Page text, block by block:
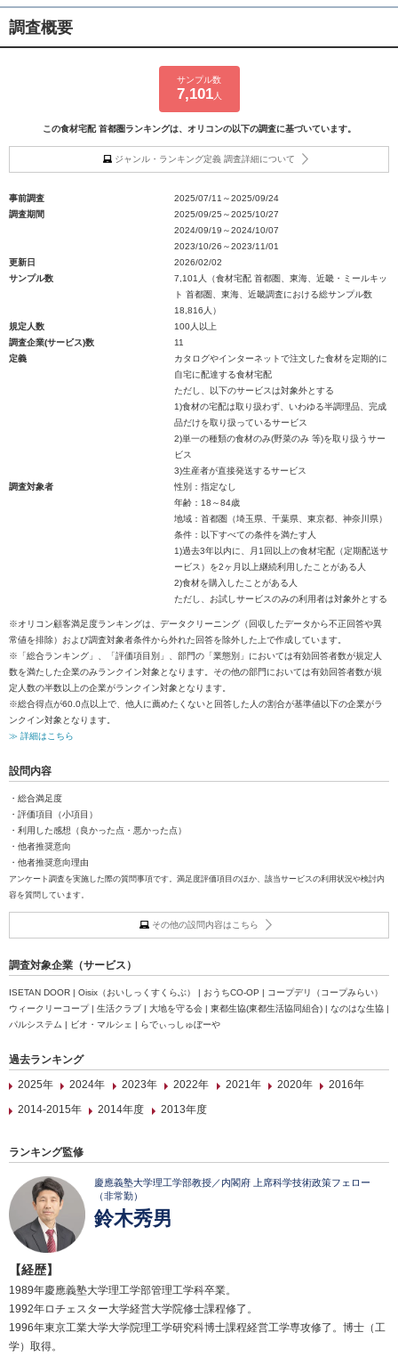
調査概要
サンプル数
7,101人
この食材宅配 首都圏ランキングは、オリコンの以下の調査に基づいています。
ジャンル・ランキング定義 調査詳細について
事前調査
2025/07/11～2025/09/24
調査期間
2025/09/25～2025/10/27
2024/09/19～2024/10/07
2023/10/26～2023/11/01
更新日
2026/02/02
サンプル数
7,101人（食材宅配 首都圏、東海、近畿・ミールキッ
ト 首都圏、東海、近畿調査における総サンプル数
18,816人）
規定人数
100人以上
調査企業(サービス)数
11
定義
カタログやインターネットで注文した食材を定期的に
自宅に配達する食材宅配
ただし、以下のサービスは対象外とする
1)食材の宅配は取り扱わず、いわゆる半調理品、完成
品だけを取り扱っているサービス
2)単一の種類の食材のみ(野菜のみ 等)を取り扱うサー
ビス
3)生産者が直接発送するサービス
調査対象者
性別：指定なし
年齢：18～84歳
地域：首都圏（埼玉県、千葉県、東京都、神奈川県）
条件：以下すべての条件を満たす人
1)過去3年以内に、月1回以上の食材宅配（定期配送サ
ービス）を2ヶ月以上継続利用したことがある人
2)食材を購入したことがある人
ただし、お試しサービスのみの利用者は対象外とする
※オリコン顧客満足度ランキングは、データクリーニング（回収したデータから不正回答や異
常値を排除）および調査対象者条件から外れた回答を除外した上で作成しています。
※「総合ランキング」、「評価項目別」、部門の「業態別」においては有効回答者数が規定人
数を満たした企業のみランクイン対象となります。その他の部門においては有効回答者数が規
定人数の半数以上の企業がランクイン対象となります。
※総合得点が60.0点以上で、他人に薦めたくないと回答した人の割合が基準値以下の企業がラ
ンクイン対象となります。
≫ 詳細はこちら
設問内容
・総合満足度
・評価項目（小項目）
・利用した感想（良かった点・悪かった点）
・他者推奨意向
・他者推奨意向理由
アンケート調査を実施した際の質問事項です。満足度評価項目のほか、該当サービスの利用状況や検討内
容を質問しています。
その他の設問内容はこちら
調査対象企業（サービス）
ISETAN DOOR | Oisix（おいしっくすくらぶ） | おうちCO-OP | コープデリ（コープみらい）
ウィークリーコープ | 生活クラブ | 大地を守る会 | 東都生協(東都生活協同組合) | なのはな生協 |
パルシステム | ビオ・マルシェ | らでぃっしゅぼーや
過去ランキング
2025年
2024年 2023年 2022年 2021年 2020年
2016年
2014-2015年
2014年度 2013年度
ランキング監修
慶應義塾大学理工学部教授／内閣府 上席科学技術政策フェロー
（非常勤）
鈴木秀男
【経歴】
1989年慶應義塾大学理工学部管理工学科卒業。
1992年ロチェスター大学経営大学院修士課程修了。
1996年東京工業大学大学院理工学研究科博士課程経営工学専攻修了。博士（工
学）取得。